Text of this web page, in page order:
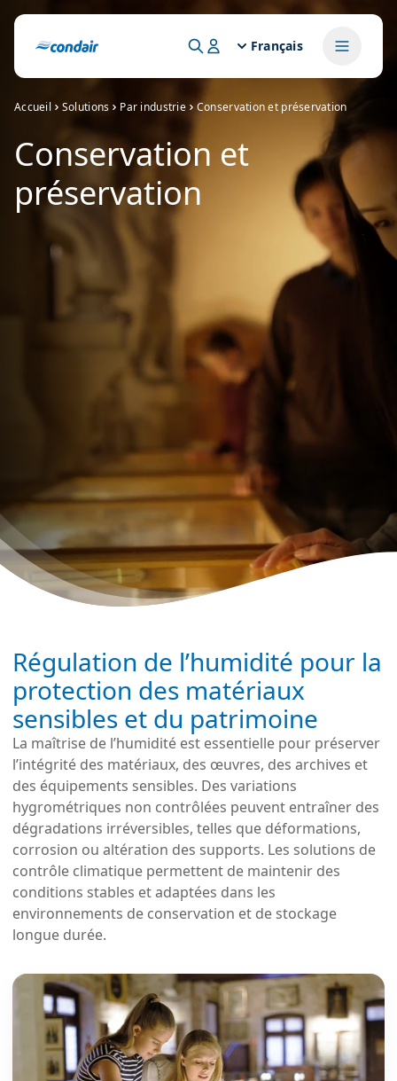
Français
Accueil Solutions Par industrie Conservation et préservation
Conservation et
préservation
Régulation de l’humidité pour la
protection des matériaux
sensibles et du patrimoine
La maîtrise de l’humidité est essentielle pour préserver
l’intégrité des matériaux, des œuvres, des archives et
des équipements sensibles. Des variations
hygrométriques non contrôlées peuvent entraîner des
dégradations irréversibles, telles que déformations,
corrosion ou altération des supports. Les solutions de
contrôle climatique permettent de maintenir des
conditions stables et adaptées dans les
environnements de conservation et de stockage
longue durée.